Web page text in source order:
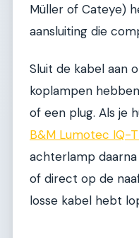
Müller of Cateye)
aansluiting die
Sluit de kabel aan
koplampen
of een plug. Als je
B&M Lumotec IQ-
achterlamp
of direct op de
losse kabel hebt